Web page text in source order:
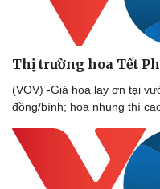
Doanh nghiệp 24h
Doanh nhân
Vì cộng đồng
Thị trường hoa Tết
(VOV) -Giá hoa lay ơn tại
đồng/bình; hoa nhung thì